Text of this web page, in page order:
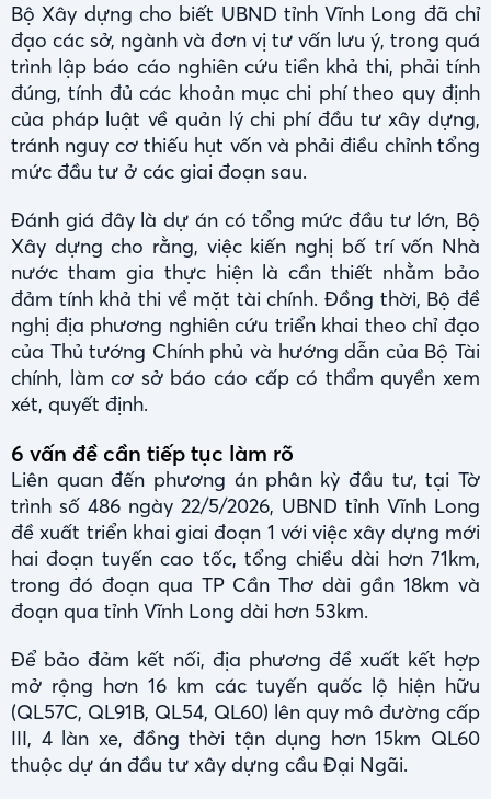
Bộ Xây dựng cho biết UBND tỉnh Vĩnh Long đã chỉ
đạo các sở, ngành và đơn vị tư vấn lưu ý, trong quá
trình lập báo cáo nghiên cứu tiền khả thi, phải tính
đúng, tính đủ các khoản mục chi phí theo quy định
của pháp luật về quản lý chi phí đầu tư xây dựng,
tránh nguy cơ thiếu hụt vốn và phải điều chỉnh tổng
mức đầu tư ở các giai đoạn sau.
Đánh giá đây là dự án có tổng mức đầu tư lớn, Bộ
Xây dựng cho rằng, việc kiến nghị bố trí vốn Nhà
nước tham gia thực hiện là cần thiết nhằm bảo
đảm tính khả thi về mặt tài chính. Đồng thời, Bộ đề
nghị địa phương nghiên cứu triển khai theo chỉ đạo
của Thủ tướng Chính phủ và hướng dẫn của Bộ Tài
chính, làm cơ sở báo cáo cấp có thẩm quyền xem
xét, quyết định.
6 vấn đề cần tiếp tục làm rõ
Liên quan đến phương án phân kỳ đầu tư, tại Tờ
trình số 486 ngày 22/5/2026, UBND tỉnh Vĩnh Long
đề xuất triển khai giai đoạn 1 với việc xây dựng mới
hai đoạn tuyến cao tốc, tổng chiều dài hơn 71km,
trong đó đoạn qua TP Cần Thơ dài gần 18km và
đoạn qua tỉnh Vĩnh Long dài hơn 53km.
Để bảo đảm kết nối, địa phương đề xuất kết hợp
mở rộng hơn 16 km các tuyến quốc lộ hiện hữu
(QL57C, QL91B, QL54, QL60) lên quy mô đường cấp
III, 4 làn xe, đồng thời tận dụng hơn 15km QL60
thuộc dự án đầu tư xây dựng cầu Đại Ngãi.